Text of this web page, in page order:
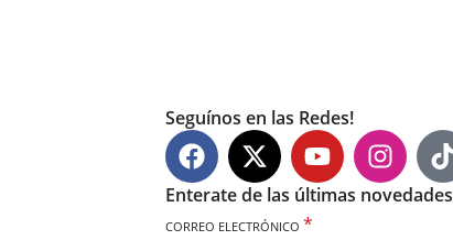
Seguínos en las Redes!
Enterate de las últimas novedades
CORREO ELECTRÓNICO *